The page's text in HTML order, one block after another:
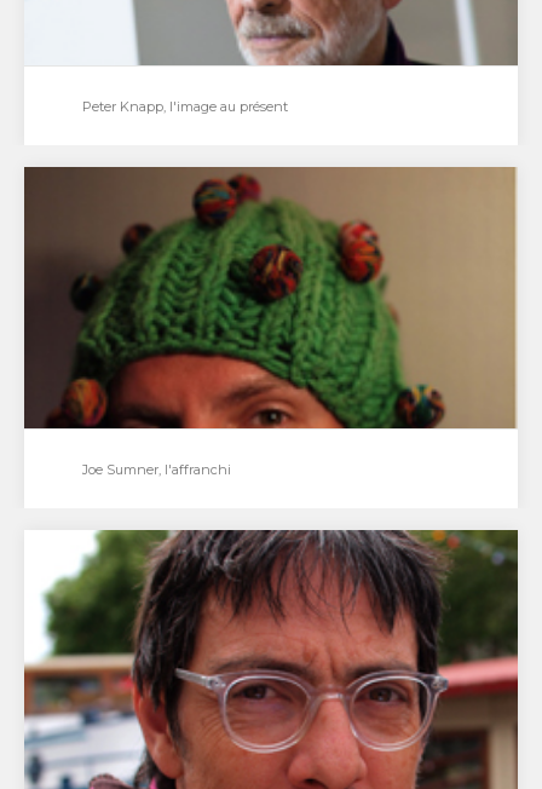
Peter Knapp, l'image au présent
La galerie Stimultania consacre une exposition à
Peter Knapp à travers les axes du cinéma et…
Peter Knapp, l'image au présent
Joe Sumner, l'affranchi
Le chanteur, bassiste de Fiction Plane, surfe sur la
nouvelle vague du succès. Propulsé sur le devant…
Joe Sumner, l'affranchi